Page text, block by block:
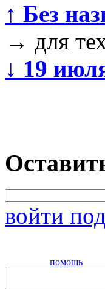
↑ Без
→ для
↓ 19
войти
помощь